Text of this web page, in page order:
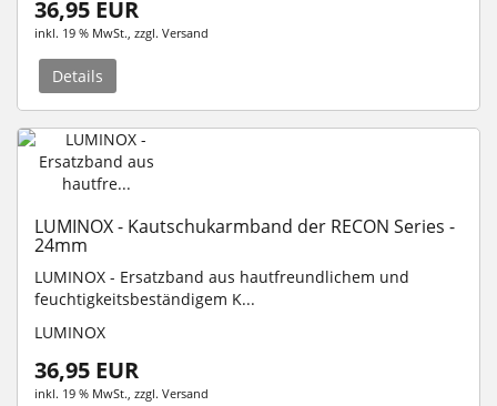
36,95 EUR
inkl. 19 % MwSt. , zzgl. Versand
Details
LUMINOX - Kautschukarmband der RECON Series -
24mm
LUMINOX - Ersatzband aus hautfreundlichem und
feuchtigkeitsbeständigem K...
LUMINOX
36,95 EUR
inkl. 19 % MwSt. , zzgl. Versand